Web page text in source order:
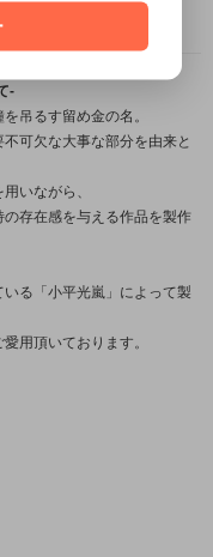
-
吊るす留め金の名。
可欠な大事な部分を由来と
いながら、
存在感を与える作品を製作
る「小平光嵐」によって製
用頂いております。